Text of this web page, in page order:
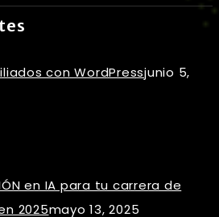
con WordPressjunio 5,
en IA para tu carrera de
2025mayo 13, 2025